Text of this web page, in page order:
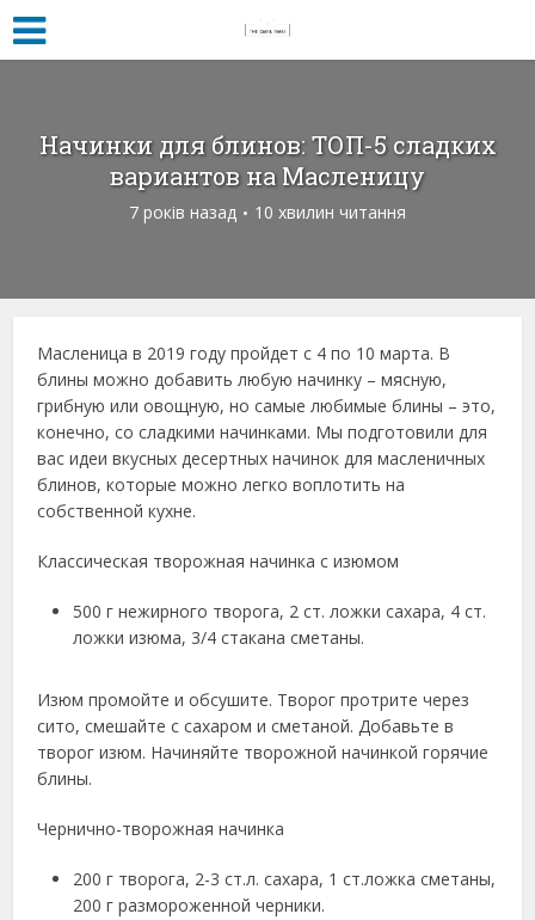
Начинки для блинов: ТОП-5 сладких
вариантов на Масленицу
7 років назад 10 хвилин читання
Масленица в 2019 году пройдет с 4 по 10 марта. В
блины можно добавить любую начинку – мясную,
грибную или овощную, но самые любимые блины – это,
конечно, со сладкими начинками. Мы подготовили для
вас идеи вкусных десертных начинок для масленичных
блинов, которые можно легко воплотить на
собственной кухне.
Классическая творожная начинка с изюмом
500 г нежирного творога, 2 ст. ложки сахара, 4 ст.
ложки изюма, 3/4 стакана сметаны.
Изюм промойте и обсушите. Творог протрите через
сито, смешайте с сахаром и сметаной. Добавьте в
творог изюм. Начиняйте творожной начинкой горячие
блины.
Чернично-творожная начинка
200 г творога, 2-3 ст.л. сахара, 1 ст.ложка сметаны,
200 г размороженной черники.